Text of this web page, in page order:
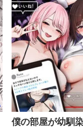
僕の部屋が幼馴